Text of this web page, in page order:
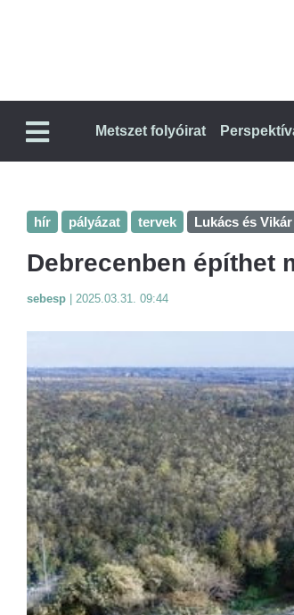
Metszet folyóirat
hír pályázat tervek Lukács és Vikár
Debrecenben építhet
sebesp 2025.03.31. 09:44